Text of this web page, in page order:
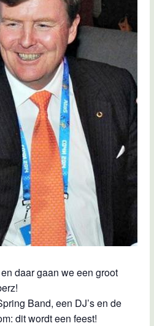
daar gaan we een groot
Band, een DJ’s en de
dit wordt een feest!